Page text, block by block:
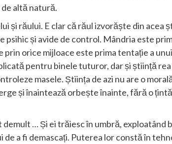
altă natură.
și răului. E clar că răul izvorăște din acea
și avide de control. Mândria este
prin orice mijloace este prima tentație a
pentru binele tuturor, dar și știință
masele. Știința de azi nu are o
și înaintează orbește înainte, fără o
demult … Și ei trăiesc în umbră,
de a fi demascați. Puterea lor constă în